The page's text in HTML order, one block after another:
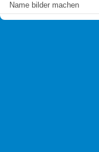
Name bilder machen